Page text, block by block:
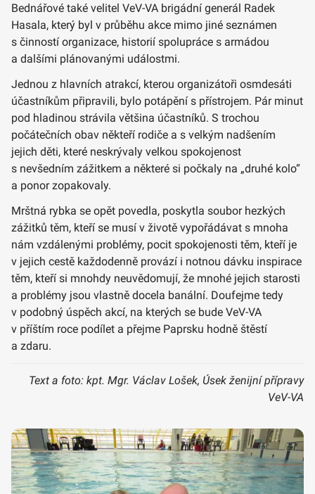
Bednářové také velitel VeV-VA brigádní generál Radek
Hasala, který byl v průběhu akce mimo jiné seznámen
s činností organizace, historií spolupráce s armádou
a dalšími plánovanými událostmi.
Jednou z hlavních atrakcí, kterou organizátoři osmdesáti
účastníkům připravili, bylo potápění s přístrojem. Pár minut
pod hladinou strávila většina účastníků. S trochou
počátečních obav někteří rodiče a s velkým nadšením
jejich děti, které neskrývaly velkou spokojenost
s nevšedním zážitkem a některé si počkaly na „druhé kolo“
a ponor zopakovaly.
Mrštná rybka se opět povedla, poskytla soubor hezkých
zážitků těm, kteří se musí v životě vypořádávat s mnoha
nám vzdálenými problémy, pocit spokojenosti těm, kteří je
v jejich cestě každodenně provází i notnou dávku inspirace
těm, kteří si mnohdy neuvědomují, že mnohé jejich starosti
a problémy jsou vlastně docela banální. Doufejme tedy
v podobný úspěch akcí, na kterých se bude VeV-VA
v příštím roce podílet a přejme Paprsku hodně štěstí
a zdaru.
Text a foto: kpt. Mgr. Václav Lošek, Úsek ženijní přípravy
VeV-VA